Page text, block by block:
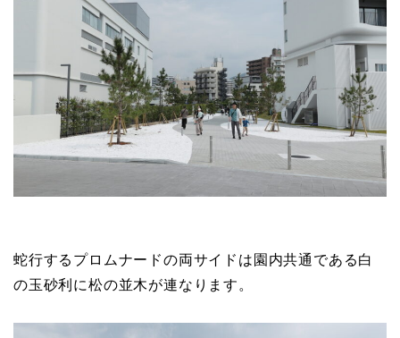
蛇行するプロムナードの両サイドは園内共通である白
の玉砂利に松の並木が連なります。